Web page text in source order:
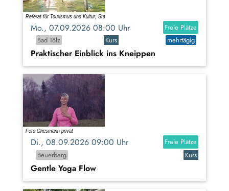
Mo., 07.09.2026 08:00 Uhr
Freie Plätze
Bad Tölz
Kurs mehrtägig
Praktischer Einblick ins Kneippen
Di., 08.09.2026 09:00 Uhr
Freie Plätze
Beuerberg
Kurs
Gentle Yoga Flow